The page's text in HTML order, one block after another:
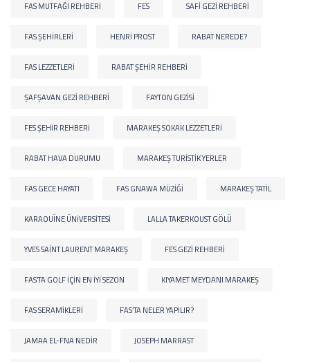
FAS MUTFAĞI REHBERI FES SAFI GEZI REHBERI
FAS ŞEHIRLERI HENRI PROST RABAT NEREDE?
FAS LEZZETLERI RABAT ŞEHIR REHBERI
ŞAFŞAVAN GEZI REHBERI FAYTON GEZISI
FES ŞEHIR REHBERI MARAKEŞ SOKAK LEZZETLERI
RABAT HAVA DURUMU MARAKEŞ TURISTIK YERLER
FAS GECE HAYATI FAS GNAWA MÜZIĞI MARAKEŞ TATIL
KARAOUÏNE ÜNIVERSITESI LALLA TAKERKOUST GÖLÜ
YVES SAINT LAURENT MARAKEŞ FES GEZI REHBERI
FAS’TA GOLF IÇIN EN IYI SEZON KIYAMET MEYDANI MARAKEŞ
FAS SERAMIKLERI FAS’TA NELER YAPILIR?
JAMAA EL-FNA NEDIR JOSEPH MARRAST